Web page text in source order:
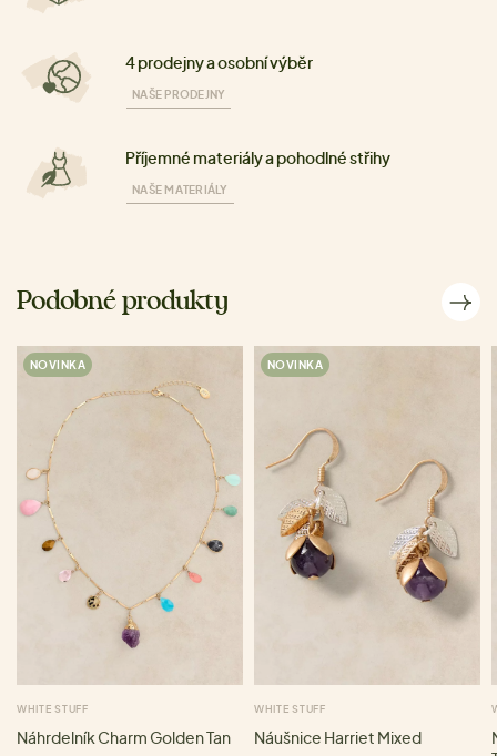
4 prodejny a osobní výběr
NAŠE PRODEJNY
Příjemné materiály a pohodlné střihy
NAŠE MATERIÁLY
Podobné produkty
NOVINKA
WHITE STUFF
Náhrdelník Charm Golden Tan
NOVINKA
WHITE STUFF
Náušnice Harriet Mixed